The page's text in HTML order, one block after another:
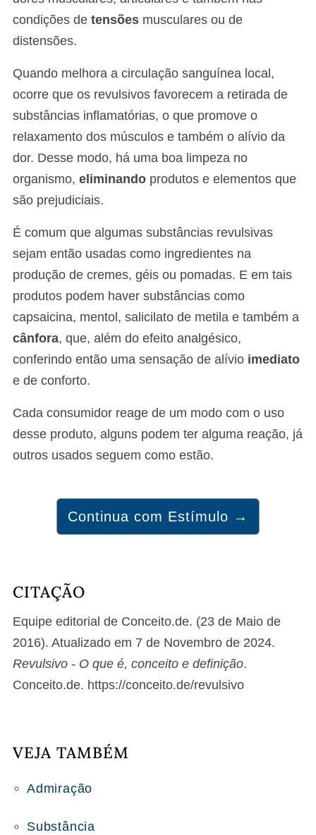
condições de tensões musculares ou de
distensões.
Quando melhora a circulação sanguínea local,
ocorre que os revulsivos favorecem a retirada de
substâncias inflamatórias, o que promove o
relaxamento dos músculos e também o alívio da
dor. Desse modo, há uma boa limpeza no
organismo, eliminando produtos e elementos que
são prejudiciais.
É comum que algumas substâncias revulsivas
sejam então usadas como ingredientes na
produção de cremes, géis ou pomadas. E em tais
produtos podem haver substâncias como
capsaicina, mentol, salicilato de metila e também a
cânfora, que, além do efeito analgésico,
conferindo então uma sensação de alívio imediato
e de conforto.
Cada consumidor reage de um modo com o uso
desse produto, alguns podem ter alguma reação, já
outros usados seguem como estão.
Continua com Estímulo →
CITAÇÃO
Equipe editorial de Conceito.de. (23 de Maio de
2016). Atualizado em 7 de Novembro de 2024.
Revulsivo - O que é, conceito e definição.
Conceito.de. https://conceito.de/revulsivo
VEJA TAMBÉM
Admiração
Substância